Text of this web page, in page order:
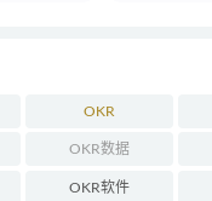
OKR
OKR数据
OKR软件